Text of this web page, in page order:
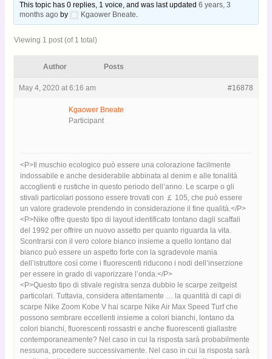
This topic has 0 replies, 1 voice, and was last updated 6 years, 3
months ago by Kgaower Bneate.
Viewing 1 post (of 1 total)
Author Posts
May 4, 2020 at 6:16 am #16878
Kgaower Bneate
Participant
<P>Il muschio ecologico può essere una colorazione facilmente
indossabile e anche desiderabile abbinata al denim e alle tonalità
accoglienti e rustiche in questo periodo dell’anno. Le scarpe o gli
stivali particolari possono essere trovati con ￡ 105, che può essere
un valore gradevole prendendo in considerazione il fine qualità.</P>
<P>Nike offre questo tipo di layout identificato lontano dagli scaffali
del 1992 per offrire un nuovo assetto per quanto riguarda la vita.
Scontrarsi con il vero colore bianco insieme a quello lontano dal
bianco può essere un aspetto forte con la sgradevole mania
dell’istruttore così come i fluorescenti riducono i nodi dell’inserzione
per essere in grado di vaporizzare l’onda.</P>
<P>Questo tipo di stivale registra senza dubbio le scarpe zeitgeist
particolari. Tuttavia, considera attentamente … la quantità di capi di
scarpe Nike Zoom Kobe V hai scarpe Nike Air Max Speed ​​Turf che
possono sembrare eccellenti insieme a colori bianchi, lontano da
colori bianchi, fluorescenti rossastri e anche fluorescenti giallastre
contemporaneamente? Nel caso in cui la risposta sarà
probabilmente nessuna, procedere successivamente. Nel caso in